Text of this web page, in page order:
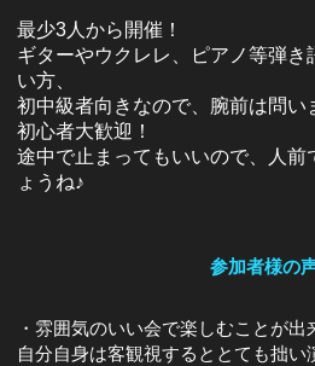
最少3人から開催！
ギターやウクレレ、ピアノ等弾き
い方、
初中級者向きなので、腕前は問い
初心者大歓迎！
途中で止まってもいいので、人前
ょうね♪
参加者様の
・雰囲気のいい会で楽しむことが出
自分自身は客観視するととても拙